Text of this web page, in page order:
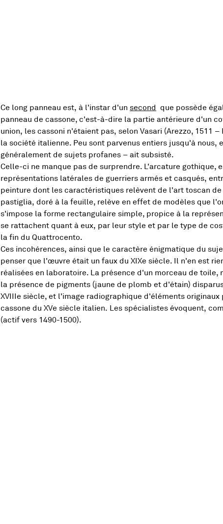
Ce long panneau est, à l'instar d'un second , Ouvre une
que possède
panneau de cassone, c'est-à-dire la partie antérieure d'un
union, les cassoni n'étaient pas, selon Vasari (Arezzo, 1511
la société italienne. Peu sont parvenus entiers jusqu'à
généralement de sujets profanes – ait subsisté.
Celle-ci ne manque pas de surprendre. L'arcature gothique,
représentations latérales de guerriers armés et casqués,
peinture dont les caractéristiques relèvent de l'art toscan
pastiglia, doré à la feuille, relève en effet de modèles que
s'impose la forme rectangulaire simple, propice à la
se rattachent quant à eux, par leur style et par le type de
la fin du Quattrocento.
Ces incohérences, ainsi que le caractère énigmatique du
penser que l'œuvre était un faux du XIXe siècle. Il n'en est
réalisées en laboratoire. La présence d'un morceau de
la présence de pigments (jaune de plomb et d'étain)
XVIIIe siècle, et l'image radiographique d'éléments
cassone du XVe siècle italien. Les spécialistes évoquent,
(actif vers 1490-1500).